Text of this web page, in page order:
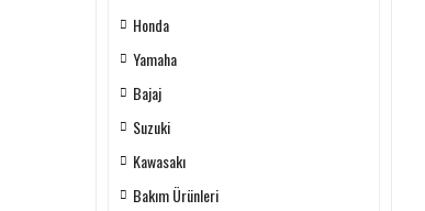
Honda
Yamaha
Bajaj
Suzuki
Kawasakı
Bakım Ürünleri